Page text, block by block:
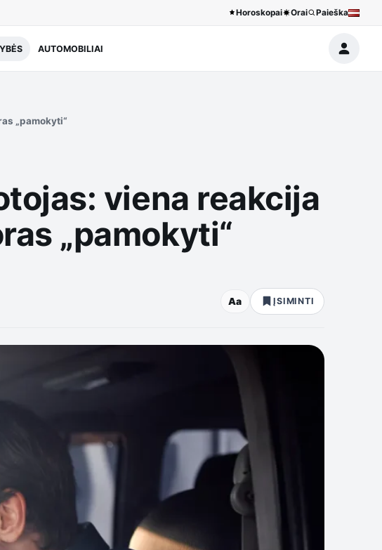
Horoskopai Orai Paieška
AUTOMOBILIAI
„pamokyti“
viena reakcija
„pamokyti“
Aa ĮSIMINTI